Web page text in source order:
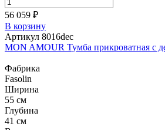
56 059 ₽
В корзину
Артикул 8016dec
MON AMOUR Тумба прикроватная с
Фабрика
Fasolin
Ширина
55 см
Глубина
41 см